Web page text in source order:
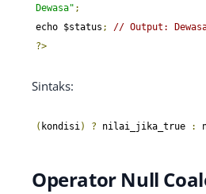
Dewasa" ;
echo $status ;
// Output:
?>
Sintaks:
( kondisi) ? nilai_jika_true :
Operator Null